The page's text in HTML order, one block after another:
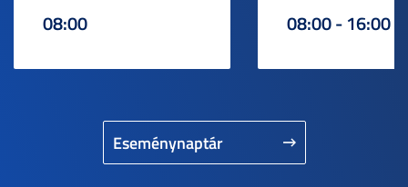
Eseménynaptár
08:00 08:00 - 16:00